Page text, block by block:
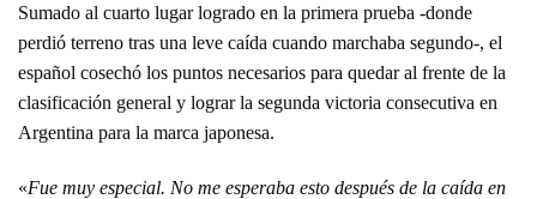
Sumado al cuarto lugar logrado en la primera prueba -donde
perdió terreno tras una leve caída cuando marchaba segundo-, el
español cosechó los puntos necesarios para quedar al frente de la
clasificación general y lograr la segunda victoria consecutiva en
Argentina para la marca japonesa.
«Fue muy especial. No me esperaba esto después de la caída en